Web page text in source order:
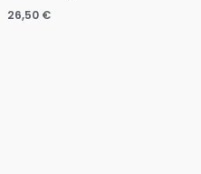
26,50 €